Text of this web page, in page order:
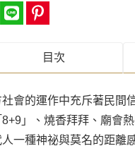
目次
會的運作中充斥著民
」、燒香拜拜、廟會
一種神祕與莫名的距離